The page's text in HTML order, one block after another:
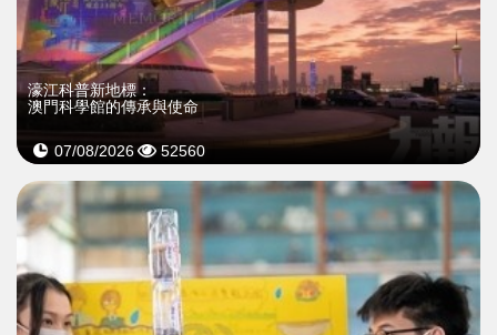
濠江科普新地標：
澳門科學館的傳承與使命
07/08/2026 52560